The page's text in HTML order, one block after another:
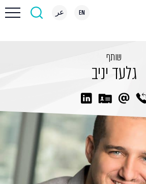
EN عر
שותף
גלעד יניב